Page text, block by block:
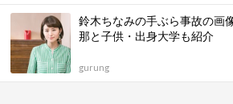
鈴木ちなみの手ぶら事故の画
那と子供・出身大学も紹介
gurung